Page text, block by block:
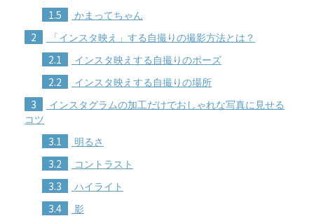
1.5 かまってちゃん
2 「インスタ映え」する自撮りの撮影方法とは？
2.1 インスタ映えする自撮りのポーズ
2.2 インスタ映えする自撮りの場所
3
インスタグラムの加工だけでおしゃれな写真に見せる
コツ
3.1 明るさ
3.2 コントラスト
3.3 ハイライト
3.4 影